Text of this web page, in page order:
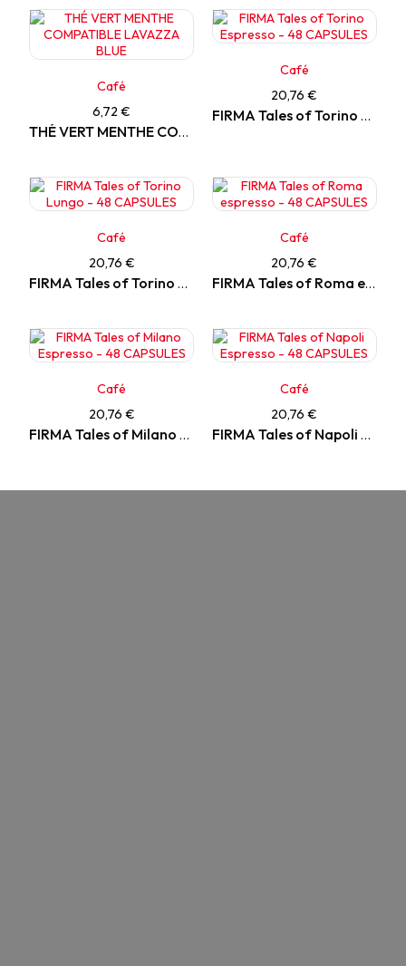
Café
6,72 €
THÉ VERT MENTHE COMPATIBLE LAVAZZA BLUE
Café
20,76 €
FIRMA Tales of Torino Espresso - 48 CAPSULES
Café
20,76 €
FIRMA Tales of Torino Lungo - 48 CAPSULES
Café
20,76 €
FIRMA Tales of Roma espresso - 48 CAPSULES
Café
20,76 €
FIRMA Tales of Milano Espresso - 48 CAPSULES
Café
20,76 €
FIRMA Tales of Napoli Espresso - 48 CAPSULES